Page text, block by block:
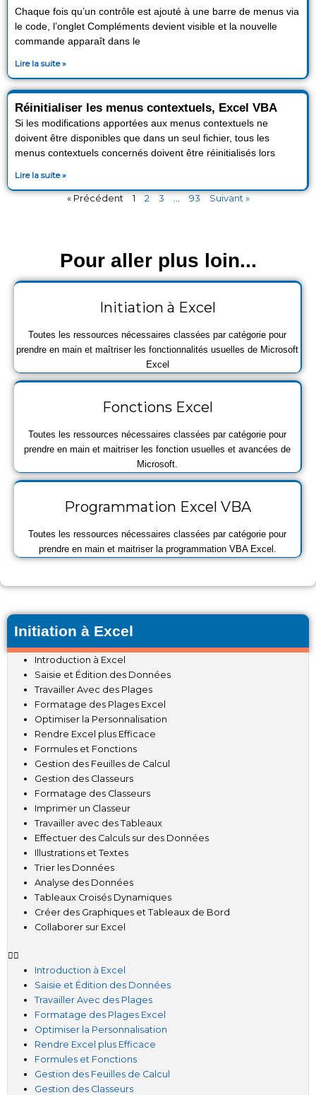
Chaque fois qu’un contrôle est ajouté à une barre de menus via
le code, l’onglet Compléments devient visible et la nouvelle
commande apparaît dans le
Lire la suite »
Réinitialiser les menus contextuels, Excel VBA
Si les modifications apportées aux menus contextuels ne
doivent être disponibles que dans un seul fichier, tous les
menus contextuels concernés doivent être réinitialisés lors
Lire la suite »
« Précédent 1 2 3 93 Suivant »
Pour aller plus loin...
Initiation à Excel
Toutes les ressources nécessaires classées par catégorie pour
prendre en main et maîtriser les fonctionnalités usuelles de Microsoft
Excel
Fonctions Excel
Toutes les ressources nécessaires classées par catégorie pour
prendre en main et maitriser les fonction usuelles et avancées de
Microsoft.
Programmation Excel VBA
Toutes les ressources nécessaires classées par catégorie pour
prendre en main et maitriser la programmation VBA Excel.
Initiation à Excel
Introduction à Excel
Saisie et Édition des Données
Travailler Avec des Plages
Formatage des Plages Excel
Optimiser la Personnalisation
Rendre Excel plus Efficace
Formules et Fonctions
Gestion des Feuilles de Calcul
Gestion des Classeurs
Formatage des Classeurs
Imprimer un Classeur
Travailler avec des Tableaux
Effectuer des Calculs sur des Données
Illustrations et Textes
Trier les Données
Analyse des Données
Tableaux Croisés Dynamiques
Créer des Graphiques et Tableaux de Bord
Collaborer sur Excel
Introduction à Excel
Saisie et Édition des Données
Travailler Avec des Plages
Formatage des Plages Excel
Optimiser la Personnalisation
Rendre Excel plus Efficace
Formules et Fonctions
Gestion des Feuilles de Calcul
Gestion des Classeurs